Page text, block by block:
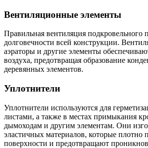
Вентиляционные элементы
Правильная вентиляция подкровельного
долговечности всей конструкции.
аэраторы и другие элементы
воздуха, предотвращая образование
деревянных элементов.
Уплотнители
Уплотнители используются для
листами, а также в местах примыкания
дымоходам и другим элементам. Они
эластичных материалов, которые плотно
поверхности и предотвращают